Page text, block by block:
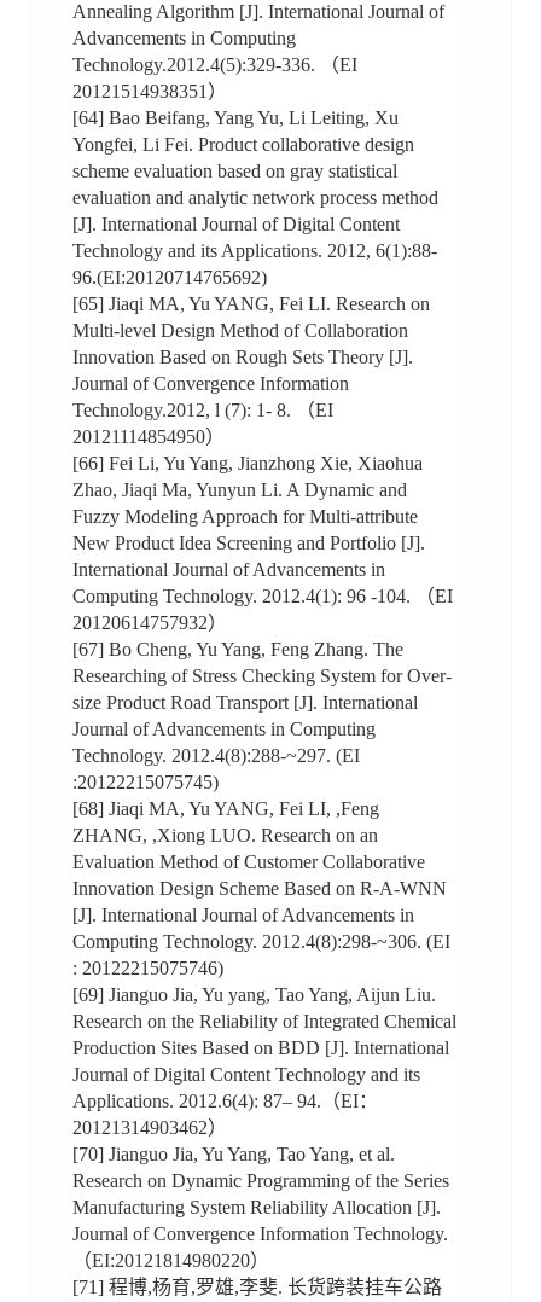
Annealing Algorithm [J]. International Journal of
Advancements in Computing
Technology.2012.4(5):329-336. （EI
20121514938351）
[64] Bao Beifang, Yang Yu, Li Leiting, Xu
Yongfei, Li Fei. Product collaborative design
scheme evaluation based on gray statistical
evaluation and analytic network process method
[J]. International Journal of Digital Content
Technology and its Applications. 2012, 6(1):88-
96.(EI:20120714765692)
[65] Jiaqi MA, Yu YANG, Fei LI. Research on
Multi-level Design Method of Collaboration
Innovation Based on Rough Sets Theory [J].
Journal of Convergence Information
Technology.2012, l (7): 1- 8. （EI
20121114854950）
[66] Fei Li, Yu Yang, Jianzhong Xie, Xiaohua
Zhao, Jiaqi Ma, Yunyun Li. A Dynamic and
Fuzzy Modeling Approach for Multi-attribute
New Product Idea Screening and Portfolio [J].
International Journal of Advancements in
Computing Technology. 2012.4(1): 96 -104. （EI
20120614757932）
[67] Bo Cheng, Yu Yang, Feng Zhang. The
Researching of Stress Checking System for Over-
size Product Road Transport [J]. International
Journal of Advancements in Computing
Technology. 2012.4(8):288-~297. (EI
:20122215075745)
[68] Jiaqi MA, Yu YANG, Fei LI, ,Feng
ZHANG, ,Xiong LUO. Research on an
Evaluation Method of Customer Collaborative
Innovation Design Scheme Based on R-A-WNN
[J]. International Journal of Advancements in
Computing Technology. 2012.4(8):298-~306. (EI
: 20122215075746)
[69] Jianguo Jia, Yu yang, Tao Yang, Aijun Liu.
Research on the Reliability of Integrated Chemical
Production Sites Based on BDD [J]. International
Journal of Digital Content Technology and its
Applications. 2012.6(4): 87– 94.（EI：
20121314903462）
[70] Jianguo Jia, Yu Yang, Tao Yang, et al.
Research on Dynamic Programming of the Series
Manufacturing System Reliability Allocation [J].
Journal of Convergence Information Technology.
（EI:20121814980220）
[71] 程博,杨育,罗雄,李斐. 长货跨装挂车公路